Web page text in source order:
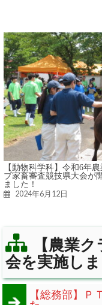
【動物科学科】令和6年
ブ家畜審査競技県大会が
ました！
2024年6月12日
【農業
会を実施し
【総務部】Ｐ